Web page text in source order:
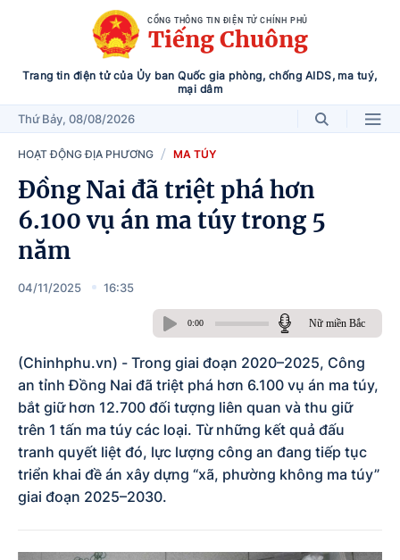
CỔNG THÔNG TIN ĐIỆN TỬ CHÍNH PHỦ
Tiếng Chuông
Trang tin điện tử của Ủy ban Quốc gia phòng, chống AIDS, ma tuý,
mại dâm
Thứ Bảy, 08/08/2026
HOẠT ĐỘNG ĐỊA PHƯƠNG MA TÚY
Đồng Nai đã triệt phá hơn
6.100 vụ án ma túy trong 5
năm
04/11/2025 16:35
0:00 Nữ miền Bắc
(Chinhphu.vn) - Trong giai đoạn 2020–2025, Công
an tỉnh Đồng Nai đã triệt phá hơn 6.100 vụ án ma túy,
bắt giữ hơn 12.700 đối tượng liên quan và thu giữ
trên 1 tấn ma túy các loại. Từ những kết quả đấu
tranh quyết liệt đó, lực lượng công an đang tiếp tục
triển khai đề án xây dựng “xã, phường không ma túy”
giai đoạn 2025–2030.